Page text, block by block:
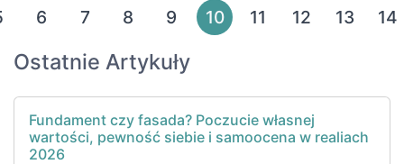
6 7 8 9 10 11 12 13 14
Ostatnie Artykuły
Fundament czy fasada? Poczucie własnej
wartości, pewność siebie i samoocena w realiach
2026